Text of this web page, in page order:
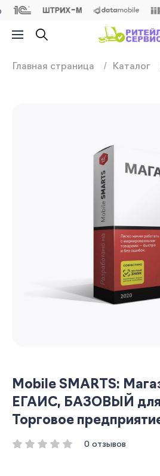
Главная страница Каталог
Mobile SMARTS:
ЕГАИС, БАЗОВЫЙ
Торговое
0 отзывов